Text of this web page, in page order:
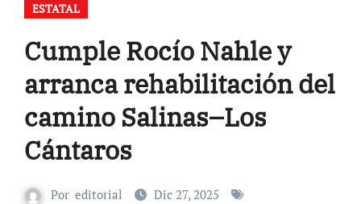
ESTATAL
Cumple Rocío Nahle y
arranca rehabilitación del
camino Salinas–Los
Cántaros
Por editorial
Dic 27, 2025